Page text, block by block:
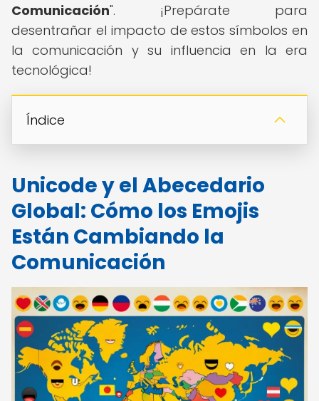
Comunicación". ¡Prepárate para
desentrañar el impacto de estos símbolos en
la comunicación y su influencia en la era
tecnológica!
Índice
Unicode y el Abecedario
Global: Cómo los Emojis
Están Cambiando la
Comunicación